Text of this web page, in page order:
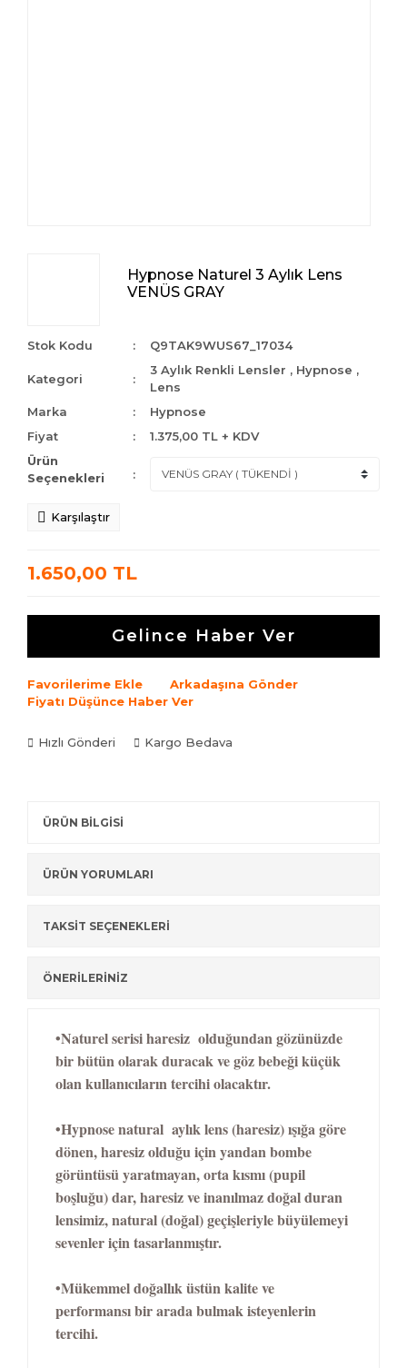
Hypnose Naturel 3 Aylık Lens
VENÜS GRAY
Stok Kodu Q9TAK9WUS67_17034
Kategori
3 Aylık Renkli Lensler , Hypnose ,
Lens
Marka
Hypnose
Fiyat
1.375,00 TL + KDV
Ürün
Seçenekleri
Karşılaştır
1.650,00 TL
Gelince Haber Ver
Favorilerime Ekle
Arkadaşına Gönder
Fiyatı Düşünce Haber Ver
Hızlı Gönderi Kargo Bedava
ÜRÜN BİLGİSİ
ÜRÜN YORUMLARI
TAKSİT SEÇENEKLERİ
ÖNERİLERİNİZ
•Naturel serisi haresiz olduğundan gözünüzde
bir bütün olarak duracak ve göz bebeği küçük
olan kullanıcıların tercihi olacaktır.
•Hypnose natural aylık lens (haresiz) ışığa göre
dönen, haresiz olduğu için yandan bombe
görüntüsü yaratmayan, orta kısmı (pupil
boşluğu) dar, haresiz ve inanılmaz doğal duran
lensimiz, natural (doğal) geçişleriyle büyülemeyi
sevenler için tasarlanmıştır.
•Mükemmel doğallık üstün kalite ve
performansı bir arada bulmak isteyenlerin
tercihi.